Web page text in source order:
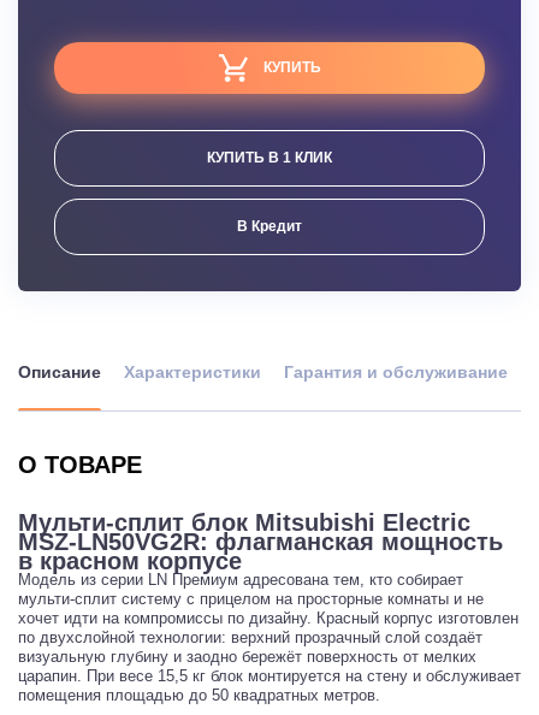
КУПИТЬ
КУПИТЬ В 1 КЛИК
В Кредит
Описание Характеристики Гарантия и обслуживание
О ТОВАРЕ
Мульти-сплит блок Mitsubishi Electric
MSZ-LN50VG2R: флагманская мощность
в красном корпусе
Модель из серии LN Премиум адресована тем, кто собирает
мульти-сплит систему с прицелом на просторные комнаты и не
хочет идти на компромиссы по дизайну. Красный корпус изготовлен
по двухслойной технологии: верхний прозрачный слой создаёт
визуальную глубину и заодно бережёт поверхность от мелких
царапин. При весе 15,5 кг блок монтируется на стену и обслуживает
помещения площадью до 50 квадратных метров.